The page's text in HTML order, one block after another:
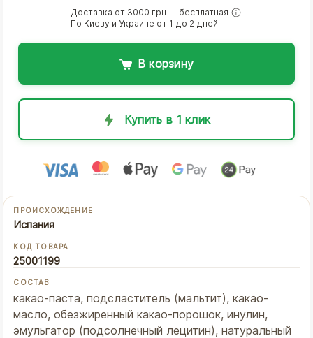
Доставка от 3000 грн — бесплатная
По Киеву и Украине от 1 до 2 дней
В корзину
Купить в 1 клик
ПРОИСХОЖДЕНИЕ
Испания
КОД ТОВАРА
25001199
СОСТАВ
какао-паста, подсластитель (мальтит), какао-
масло, обезжиренный какао-порошок, инулин,
эмульгатор (подсолнечный лецитин), натуральный